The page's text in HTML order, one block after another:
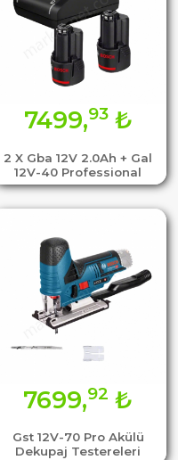
2 X Gba 12V 2.0Ah + Gal
12V-40 Professional
7499,93₺
Gst 12V-70 Pro Akülü
Dekupaj Testereleri
7699,92 ₺